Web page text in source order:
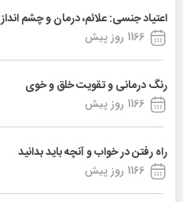
اعتیاد جنسی: علائم، درمان و چشم انداز
1166 روز پیش
رنگ درمانی و تقویت خلق و خوی
1166 روز پیش
راه رفتن در خواب و آنچه باید بدانید
1166 روز پیش